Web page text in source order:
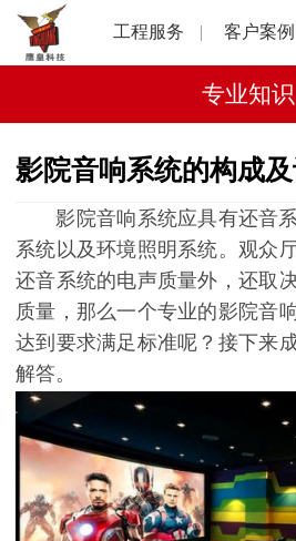
工程服务 客户案例
专业知识
影院音响系统的构成
影院音响系统应具有还音
系统以及环境照明系统。观众
还音系统的电声质量外，还取
质量，那么一个专业的影院音
达到要求满足标准呢？接下来
解答。